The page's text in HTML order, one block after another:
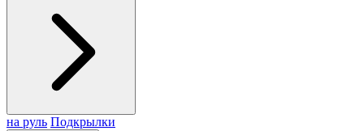
на руль Подкрылки